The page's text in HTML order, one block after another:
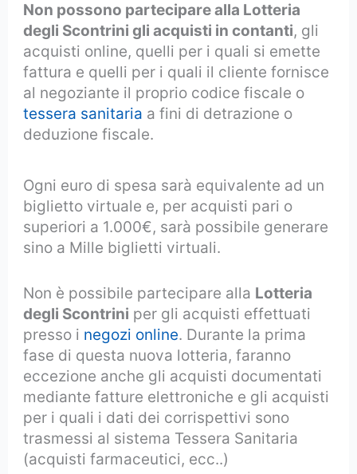
Non possono partecipare alla Lotteria
degli Scontrini gli acquisti in contanti, gli
acquisti online, quelli per i quali si emette
fattura e quelli per i quali il cliente fornisce
al negoziante il proprio codice fiscale o
tessera sanitaria a fini di detrazione o
deduzione fiscale.
Ogni euro di spesa sarà equivalente ad un
biglietto virtuale e, per acquisti pari o
superiori a 1.000€, sarà possibile generare
sino a Mille biglietti virtuali.
Non è possibile partecipare alla Lotteria
degli Scontrini per gli acquisti effettuati
presso i negozi online. Durante la prima
fase di questa nuova lotteria, faranno
eccezione anche gli acquisti documentati
mediante fatture elettroniche e gli acquisti
per i quali i dati dei corrispettivi sono
trasmessi al sistema Tessera Sanitaria
(acquisti farmaceutici, ecc..)